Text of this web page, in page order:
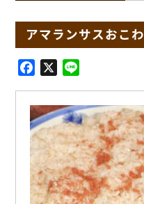
アマランサスおこわ
e
b
o
o
k
X
e